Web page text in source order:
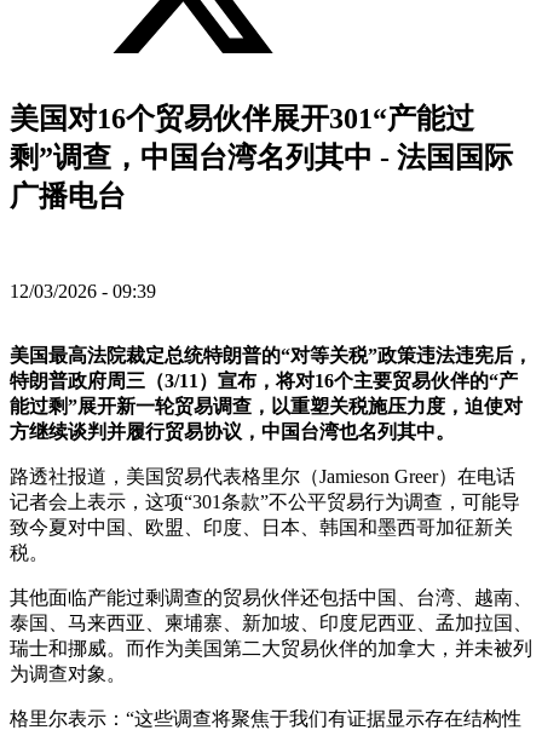
美国对16个贸易伙伴展开301“产能过
剩”调查，中国台湾名列其中 - 法国国际
广播电台
12/03/2026 - 09:39
美国最高法院裁定总统特朗普的“对等关税”政策违法违宪后，
特朗普政府周三（3/11）宣布，将对16个主要贸易伙伴的“产
能过剩”展开新一轮贸易调查，以重塑关税施压力度，迫使对
方继续谈判并履行贸易协议，中国台湾也名列其中。
路透社报道，美国贸易代表格里尔（Jamieson Greer）在电话
记者会上表示，这项“301条款”不公平贸易行为调查，可能导
致今夏对中国、欧盟、印度、日本、韩国和墨西哥加征新关
税。
其他面临产能过剩调查的贸易伙伴还包括中国、台湾、越南、
泰国、马来西亚、柬埔寨、新加坡、印度尼西亚、孟加拉国、
瑞士和挪威。而作为美国第二大贸易伙伴的加拿大，并未被列
为调查对象。
格里尔表示：“这些调查将聚焦于我们有证据显示存在结构性